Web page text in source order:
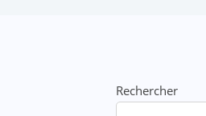
Rechercher